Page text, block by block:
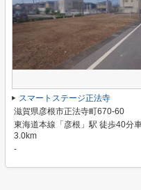
スマートステージ正法寺
滋賀県彦根市正法寺町670-60
東海道本線「彦根」駅 徒歩40分
3.0km
-